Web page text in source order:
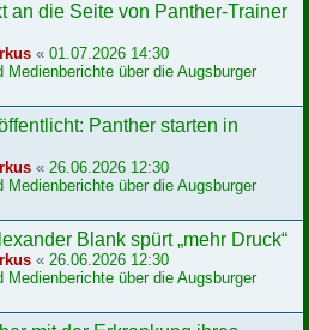
an die Seite von Panther-Trainer
« 01.07.2026 14:30
Medienberichte über die Augsburger
Panther starten in
« 26.06.2026 12:30
Medienberichte über die Augsburger
Blank spürt „mehr Druck“
« 26.06.2026 12:30
Medienberichte über die Augsburger